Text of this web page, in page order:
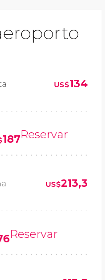
US$134
187Reservar
US$213,3
Reservar